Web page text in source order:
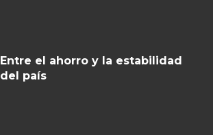
Entre el ahorro y la estabilidad
del país